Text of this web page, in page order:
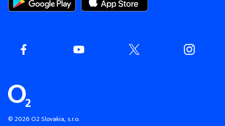
© 2026 O2 Slovakia, s.r.o.